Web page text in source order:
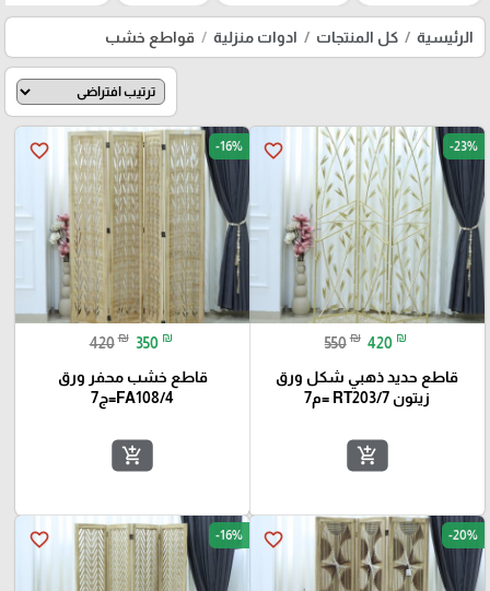
الرئيسية كل المنتجات ادوات منزلية قواطع خشب
favorite_border -23%
550 ₪ 420 ₪
قاطع حديد ذهبي شكل ورق
زيتون RT203/7 =م7
add_shopping_cart
favorite_border -16%
420 ₪ 350 ₪
قاطع خشب محفر ورق
FA108/4=ج7
add_shopping_cart
favorite_border -20%
favorite_border -16%